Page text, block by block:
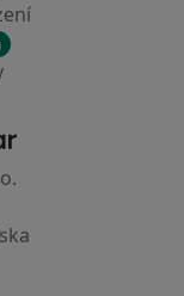
Hlavní stránka